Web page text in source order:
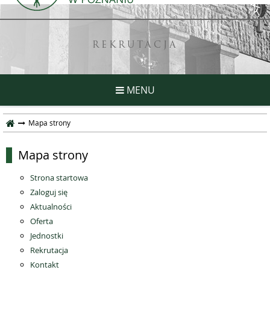
REKRUTACJA
MENU
Mapa strony
Mapa strony
Strona startowa
Zaloguj się
Aktualności
Oferta
Jednostki
Rekrutacja
Kontakt